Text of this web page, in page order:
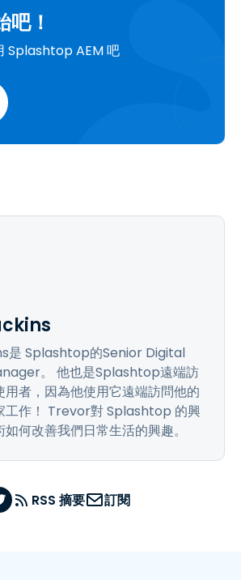
吧！
Splashtop AEM 吧
是 Splashtop的Senior Digital
。 他也是Splashtop遠端訪
用者，因為他使用它遠端訪問他的
工作！ Trevor對 Splashtop 的興
何改善我們日常生活的興趣。
RSS 摘要 訂閱